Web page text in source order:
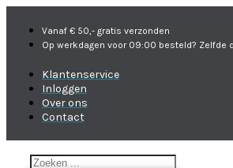
Vanaf € 50,- gratis verzonden
Op werkdagen voor 09:00 besteld? Zelfde
Klantenservice
Inloggen
Over ons
Contact